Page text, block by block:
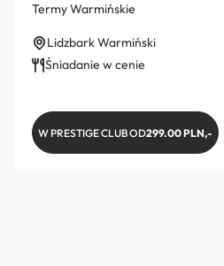
Termy Warmińskie
Lidzbark Warmiński
Śniadanie w cenie
W PRESTIGE CLUB OD299.00 PLN,-